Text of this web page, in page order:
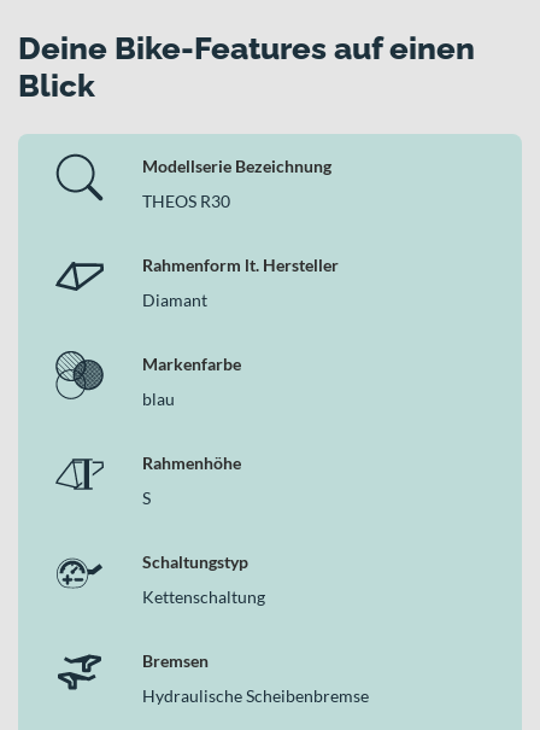
Deine Bike-Features auf einen
Blick
Modellserie Bezeichnung
THEOS R30
Rahmenform lt. Hersteller
Diamant
Markenfarbe
blau
Rahmenhöhe
S
Schaltungstyp
Kettenschaltung
Bremsen
Hydraulische Scheibenbremse